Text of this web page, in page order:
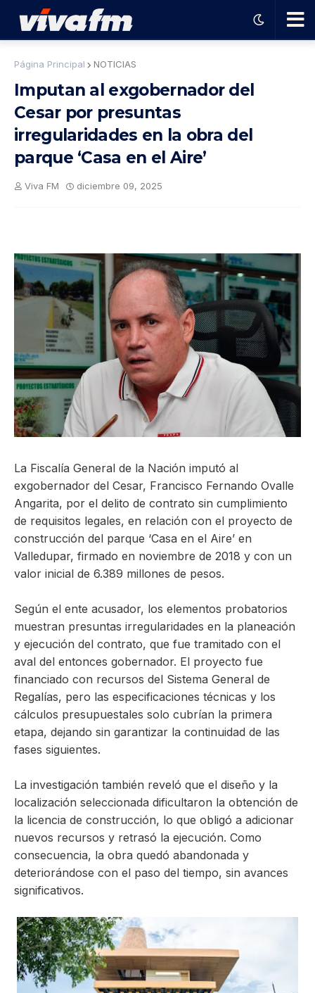
Ha
ble
pro
gra
ma
Página Principal NOTICIAS
Imputan al exgobernador del
Cesar por presuntas
irregularidades en la obra del
parque ‘Casa en el Aire’
Viva FM diciembre 09, 2025
La Fiscalía General de la Nación imputó al
exgobernador del Cesar, Francisco Fernando Ovalle
Angarita, por el delito de contrato sin cumplimiento
de requisitos legales, en relación con el proyecto de
construcción del parque ‘Casa en el Aire’ en
Valledupar, firmado en noviembre de 2018 y con un
valor inicial de 6.389 millones de pesos.
Según el ente acusador, los elementos probatorios
muestran presuntas irregularidades en la planeación
y ejecución del contrato, que fue tramitado con el
aval del entonces gobernador. El proyecto fue
financiado con recursos del Sistema General de
Regalías, pero las especificaciones técnicas y los
cálculos presupuestales solo cubrían la primera
etapa, dejando sin garantizar la continuidad de las
fases siguientes.
La investigación también reveló que el diseño y la
localización seleccionada dificultaron la obtención de
la licencia de construcción, lo que obligó a adicionar
nuevos recursos y retrasó la ejecución. Como
consecuencia, la obra quedó abandonada y
deteriorándose con el paso del tiempo, sin avances
significativos.